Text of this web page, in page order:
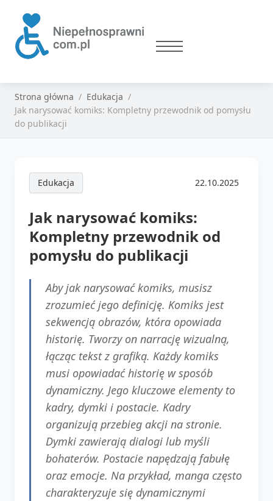
Strona główna
Edukacja
Jak narysować komiks: Kompletny przewodnik od pomysłu
do publikacji
Edukacja 22.10.2025
Jak narysować komiks:
Kompletny przewodnik od
pomysłu do publikacji
Aby jak narysować komiks, musisz
zrozumieć jego definicję. Komiks jest
sekwencją obrazów, która opowiada
historię. Tworzy on narrację wizualną,
łącząc tekst z grafiką. Każdy komiks
musi opowiadać historię w sposób
dynamiczny. Jego kluczowe elementy to
kadry, dymki i postacie. Kadry
organizują przebieg akcji na stronie.
Dymki zawierają dialogi lub myśli
bohaterów. Postacie napędzają fabułę
oraz emocje. Na przykład, manga często
charakteryzuje się dynamicznymi